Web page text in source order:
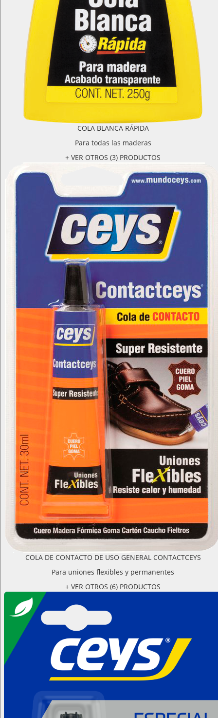
COLA BLANCA RÁPIDA
Para todas las maderas
+ VER OTROS (3) PRODUCTOS
COLA DE CONTACTO DE USO GENERAL CONTACTCEYS
Para uniones flexibles y permanentes
+ VER OTROS (6) PRODUCTOS